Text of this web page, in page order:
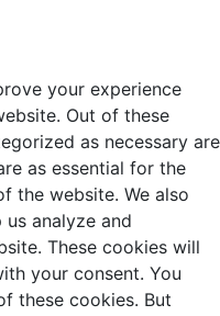
your experience
Out of these
as necessary are
as essential for the
the website. We also
analyze and
These cookies will
your consent. You
these cookies. But